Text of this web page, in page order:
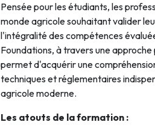
Pensée pour les étudiants, les
monde agricole souhaitant valider
l'intégralité des compétences
Foundations, à travers une
permet d'acquérir une
techniques et réglementaires
agricole moderne.
Les atouts de la formation :